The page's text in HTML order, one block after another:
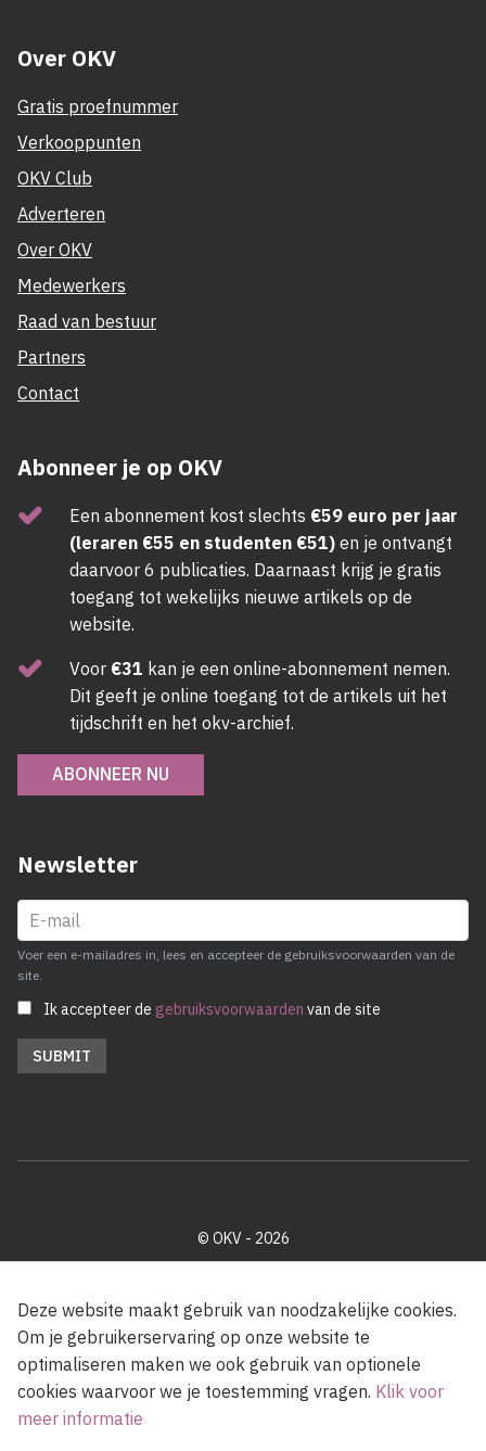
Over OKV
Gratis proefnummer
Verkooppunten
OKV Club
Adverteren
Over OKV
Medewerkers
Raad van bestuur
Partners
Contact
Abonneer je op OKV
Een abonnement kost slechts €59 euro per jaar
(leraren €55 en studenten €51) en je ontvangt
daarvoor 6 publicaties. Daarnaast krijg je gratis
toegang tot wekelijks nieuwe artikels op de
website.
Voor €31 kan je een online-abonnement nemen.
Dit geeft je online toegang tot de artikels uit het
tijdschrift en het okv-archief.
ABONNEER NU
Newsletter
Voer een e-mailadres in, lees en accepteer de gebruiksvoorwaarden van de
site.
Ik accepteer de gebruiksvoorwaarden van de site
© OKV - 2026
Met steun van de Vlaamse Gemeenschap
Deze website maakt gebruik van noodzakelijke cookies.
Om je gebruikerservaring op onze website te
optimaliseren maken we ook gebruik van optionele
cookies waarvoor we je toestemming vragen. Klik voor
meer informatie